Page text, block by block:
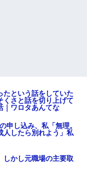
たという話をしていた
くさと話を切り上げて
｜ワロタあんてな
申し込み、私「無理。
人したら別れよう」私
しかし元職場の主要取